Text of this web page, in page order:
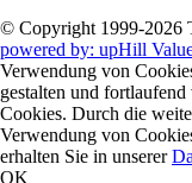
© Copyright 1999-2026
powered by: upHill
Verwendung von
gestalten und
Cookies. Durch die
Verwendung von
erhalten Sie in unserer
OK